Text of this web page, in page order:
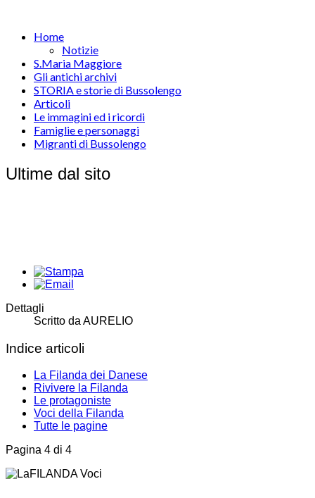
Home
Notizie
S.Maria Maggiore
Gli antichi archivi
STORIA e storie di Bussolengo
Articoli
Le immagini ed i ricordi
Famiglie e personaggi
Migranti di Bussolengo
Ultime dal sito
Dettagli
Scritto da AURELIO
Indice articoli
La Filanda dei Danese
Rivivere la Filanda
Le protagoniste
Voci della Filanda
Tutte le pagine
Pagina 4 di 4